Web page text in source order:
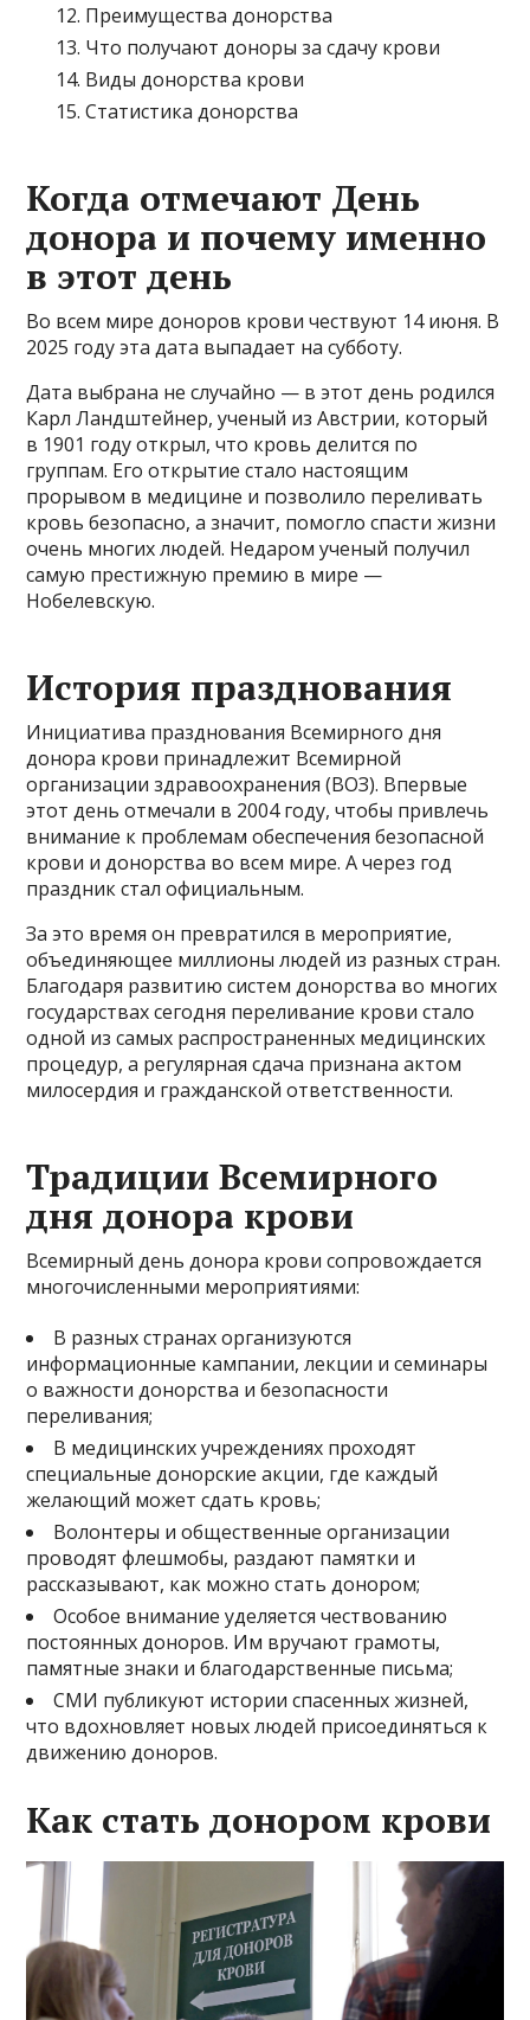
Преимущества донорства
Что получают доноры за сдачу крови
Виды донорства крови
Статистика донорства
Когда отмечают День
донора и почему именно
в этот день
Во всем мире доноров крови чествуют 14 июня. В
2025 году эта дата выпадает на субботу.
Дата выбрана не случайно — в этот день родился
Карл Ландштейнер, ученый из Австрии, который
в 1901 году открыл, что кровь делится по
группам. Его открытие стало настоящим
прорывом в медицине и позволило переливать
кровь безопасно, а значит, помогло спасти жизни
очень многих людей. Недаром ученый получил
самую престижную премию в мире —
Нобелевскую.
История празднования
Инициатива празднования Всемирного дня
донора крови принадлежит Всемирной
организации здравоохранения (ВОЗ). Впервые
этот день отмечали в 2004 году, чтобы привлечь
внимание к проблемам обеспечения безопасной
крови и донорства во всем мире. А через год
праздник стал официальным.
За это время он превратился в мероприятие,
объединяющее миллионы людей из разных стран.
Благодаря развитию систем донорства во многих
государствах сегодня переливание крови стало
одной из самых распространенных медицинских
процедур, а регулярная сдача признана актом
милосердия и гражданской ответственности.
Традиции Всемирного
дня донора крови
Всемирный день донора крови сопровождается
многочисленными мероприятиями:
В разных странах организуются
информационные кампании, лекции и семинары
о важности донорства и безопасности
переливания;
В медицинских учреждениях проходят
специальные донорские акции, где каждый
желающий может сдать кровь;
Волонтеры и общественные организации
проводят флешмобы, раздают памятки и
рассказывают, как можно стать донором;
Особое внимание уделяется чествованию
постоянных доноров. Им вручают грамоты,
памятные знаки и благодарственные письма;
СМИ публикуют истории спасенных жизней,
что вдохновляет новых людей присоединяться к
движению доноров.
Как стать донором крови